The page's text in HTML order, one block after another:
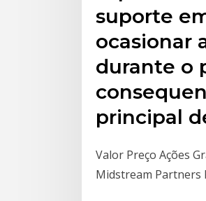
suporte
ocasionar
durante o
principal
Valor Preço Ações
Midstream Partners